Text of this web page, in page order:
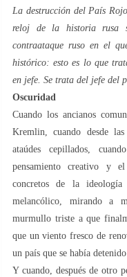
La destrucción del País
reloj de la historia rusa
contraataque ruso en el
histórico: esto es lo que
en jefe. Se trata del jefe del
Oscuridad
Cuando los ancianos
Kremlin, cuando desde
ataúdes cepillados,
pensamiento creativo y
concretos de la
melancólico, mirando a
murmullo triste a que
que un viento fresco de
un país que se había
Y cuando, después de otro